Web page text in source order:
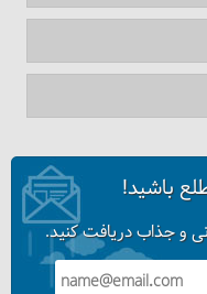
ببریم یا لیر؟
باشید!
و جذاب دریافت کنید.